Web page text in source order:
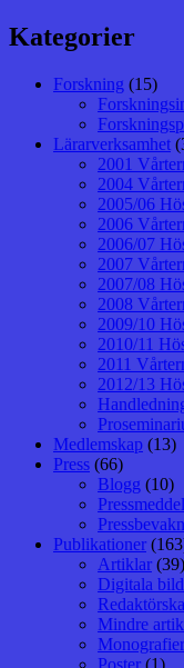
Kategorier
Forskning (15)
Lärarverksamhet
2001
2004
2005/06
2006
2006/07
2007
2007/08
2008
2009/10
2010/11
2011
2012/13
Medlemskap (13)
Press (66)
Blogg (10)
Publikationer
Artiklar (39)
Digitala
Mindre
Monografier
Poster (1)